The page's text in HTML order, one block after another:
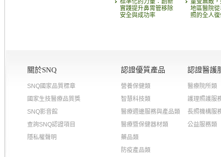
標準化的力量：創新
實踐提升鼻胃管移除
安全與成功率
童叟無敵
地區醫院
照的全人
關於SNQ
SNQ國家品質標章
國家生技醫療品質獎
SNQ影音館
查詢SNQ認證項目
隱私權聲明
認證優質產品
營養保健類
智慧科技類
醫療週邊服務與產品類
醫療暨保健器材類
藥品類
防疫產品類
認證醫護
醫療院所類
護理照護服
長照機構服
公益服務類